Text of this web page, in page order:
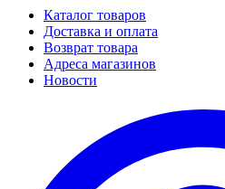
Каталог товаров
Доставка и оплата
Возврат товара
Адреса магазинов
Новости